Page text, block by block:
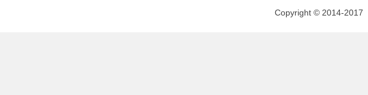
Copyright © 2014-2017